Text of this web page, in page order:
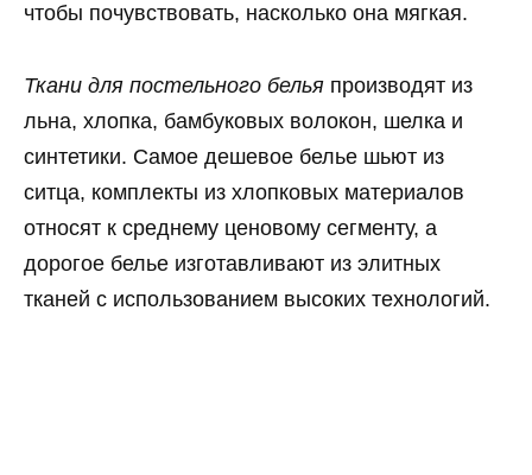
чтобы почувствовать, насколько она мягкая.
Ткани для постельного белья производят из
льна, хлопка, бамбуковых волокон, шелка и
синтетики. Самое дешевое белье шьют из
ситца, комплекты из хлопковых материалов
относят к среднему ценовому сегменту, а
дорогое белье изготавливают из элитных
тканей с использованием высоких технологий.